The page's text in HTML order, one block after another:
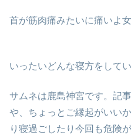
首が筋肉痛みたいに痛いよ
いったいどんな寝方をして
サムネは鹿島神宮です。記
や、ちょっとご縁起がいい
り寝過ごしたり今回も危険